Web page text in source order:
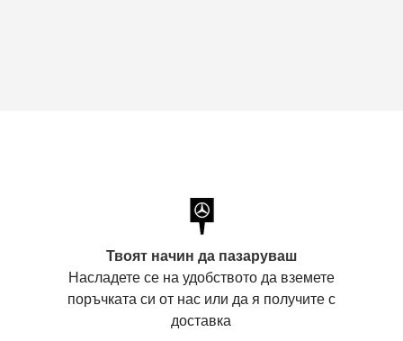
Твоят начин да пазаруваш
Насладете се на удобството да вземете
поръчката си от нас или да я получите с
доставка